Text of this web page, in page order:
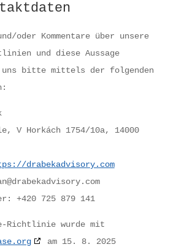
oder Kommentare über unsere
und diese Aussage
uns bitte mittels der folgenden
V Horkách 1754/10a, 14000
drabekadvisory.com
drabekadvisory.com
+420 725 879 141
Richtlinie wurde mit
am 15. 8. 2025